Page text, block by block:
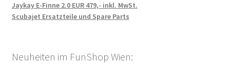
Jaykay E-Finne 2.0 EUR 479,- inkl. MwSt.
Scubajet Ersatzteile und Spare Parts
Neuheiten im FunShop Wien: